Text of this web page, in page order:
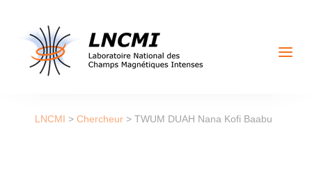
a
LNCMI > Chercheur> TWUM DUAH Nana Kofi Baabu